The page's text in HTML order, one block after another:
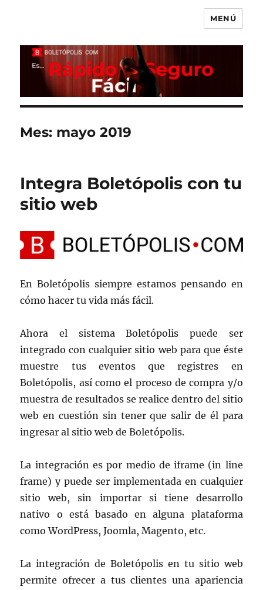
MENÚ
Mes: mayo 2019
Integra Boletópolis con tu
sitio web
En Boletópolis siempre estamos pensando en
cómo hacer tu vida más fácil.
Ahora el sistema Boletópolis puede ser
integrado con cualquier sitio web para que éste
muestre tus eventos que registres en
Boletópolis, así como el proceso de compra y/o
muestra de resultados se realice dentro del sitio
web en cuestión sin tener que salir de él para
ingresar al sitio web de Boletópolis.
La integración es por medio de iframe (in line
frame) y puede ser implementada en cualquier
sitio web, sin importar si tiene desarrollo
nativo o está basado en alguna plataforma
como WordPress, Joomla, Magento, etc.
La integración de Boletópolis en tu sitio web
permite ofrecer a tus clientes una apariencia